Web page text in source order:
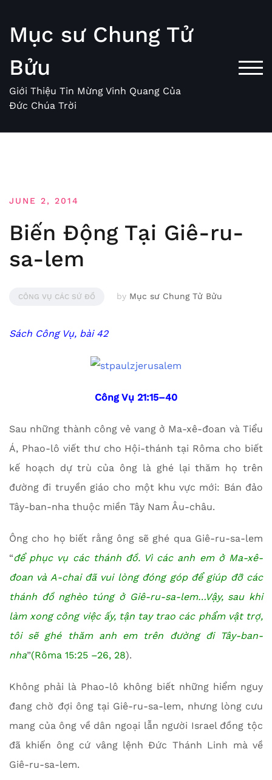
content
Mục sư Chung Tử
Bửu
Giới Thiệu Tin Mừng Vinh Quang Của
Đức Chúa Trời
JUNE 2, 2014
Biến Động Tại Giê-ru-
sa-lem
CÔNG VỤ CÁC SỨ ĐỒ by Mục sư Chung Tử Bửu
Sách Công Vụ, bài 42
Công Vụ 21:15–40
Sau những thành công vẻ vang ở Ma-xê-đoan và Tiểu
Á, Phao-lô viết thư cho Hội-thánh tại Rôma cho biết
kế hoạch dự trù của ông là ghé lại thăm họ trên
đường đi truyền giáo cho một khu vực mới: Bán đảo
Tây-ban-nha thuộc miền Tây Nam Âu-châu.
Ông cho họ biết rằng ông sẽ ghé qua Giê-ru-sa-lem
“để phục vụ các thánh đồ. Vì các anh em ở Ma-xê-
đoan và A-chai đã vui lòng đóng góp để giúp đỡ các
thánh đồ nghèo túng ở Giê-ru-sa-lem…Vậy, sau khi
làm xong công việc ấy, tận tay trao các phẩm vật trợ,
tôi sẽ ghé thăm anh em trên đường đi Tây-ban-
nha”(Rôma 15:25 –26, 28).
Không phải là Phao-lô không biết những hiểm nguy
đang chờ đợi ông tại Giê-ru-sa-lem, nhưng lòng cưu
mang của ông về dân ngoại lẫn người Israel đồng tộc
đã khiến ông cứ vâng lệnh Đức Thánh Linh mà về
Giê-ru-sa-lem.